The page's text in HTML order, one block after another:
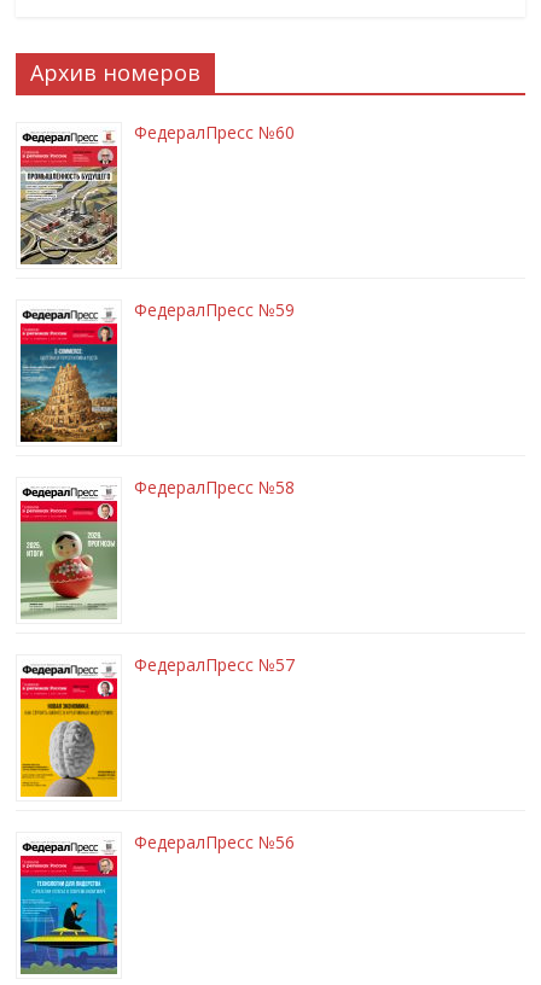
Архив номеров
ФедералПресс №60
ФедералПресс №59
ФедералПресс №58
ФедералПресс №57
ФедералПресс №56